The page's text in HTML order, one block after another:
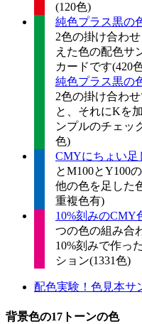
(120色)
純色プラス黒の
2色の掛け合わ
えた色の配色サ
カードです(420
純色プラス黒の
2色の掛け合わ
と、それにKを
ンプルのチェッ
色)
CMYにちょい足
とM100とY100
他の色を足した
重複色有)
10%刻みのCMY
つの色の組み合
10%刻みで作っ
ション(1331色)
配色実験！色見本サ
背景色の17トーンの色